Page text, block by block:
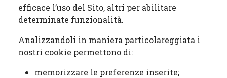
efficace l’uso del Sito, altri per abilitare
determinate funzionalità.
Analizzandoli in maniera particolareggiata i
nostri cookie permettono di:
memorizzare le preferenze inserite;